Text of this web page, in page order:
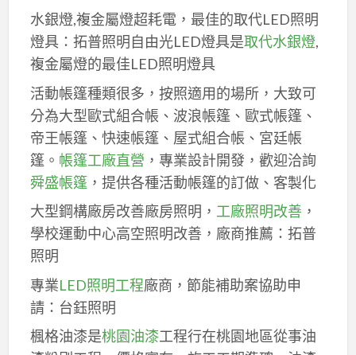
水銀燈,複金屬燈超耗電，最佳的取代LED照明
燈具：拓普照明自由光LED燈具是取代水銀燈,
複金屬燈的最佳LED照明燈具
活動帳篷種類很多，按照適用的場所，大致可
分為大型歐式組合帳、波浪帳篷、歐式帳篷、
帝王帳篷、快速帳篷、屋式組合帳、宮廷帳
篷。 帳篷工廠直營 ，專業設計開發，歡迎洽詢
舜盛帳篷，提供各種活動帳篷的訂做、客製化
大型鋼構廠房改善廠房照明， 工廠照明改善，
學校運動中心高空照明改善，廠商推薦：拓普
照明
專業LED照明工程廠商，節能補助案協助申
請：台鈺照明
楓格油漆是桃園油漆工程行在桃園地區從事油